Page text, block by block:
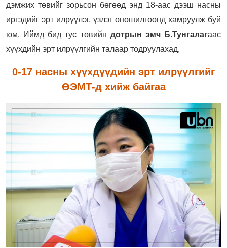
дэмжих төвийг зорьсон бөгөөд энд 18-аас дээш насны
иргэдийг эрт илрүүлэг, үзлэг оношилгоонд хамруулж буй
юм. Иймд бид тус төвийн дотрын эмч Б.Тунгалагаас
хүүхдийн эрт илрүүлгийн талаар тодруулахад,
0-17 насны хүүхдүүдийн эрт илрүүлгийг
ӨЭМТ-д хийж байгаа